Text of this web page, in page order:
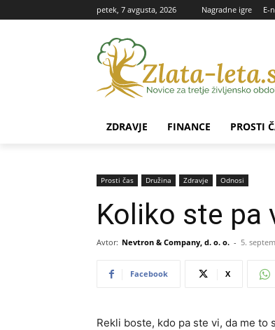
petek, 7 avgusta, 2026 Nagradne igre E-
ZDRAVJE FINANCE PROSTI
Prosti čas Družina Zdravje Odnosi
Koliko ste pa
Avtor: Nevtron & Company, d. o. o. - 5.
Facebook X
Rekli boste, kdo pa ste vi, da me